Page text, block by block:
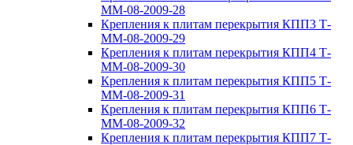
ММ-08-2009-28
Крепления к плитам перекрытия КПП3 Т-
ММ-08-2009-29
Крепления к плитам перекрытия КПП4 Т-
ММ-08-2009-30
Крепления к плитам перекрытия КПП5 Т-
ММ-08-2009-31
Крепления к плитам перекрытия КПП6 Т-
ММ-08-2009-32
Крепления к плитам перекрытия КПП7 Т-